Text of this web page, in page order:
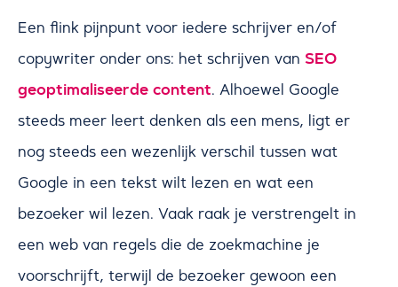
Een flink pijnpunt voor iedere schrijver en/of
copywriter onder ons: het schrijven van SEO
geoptimaliseerde content. Alhoewel Google
steeds meer leert denken als een mens, ligt er
nog steeds een wezenlijk verschil tussen wat
Google in een tekst wilt lezen en wat een
bezoeker wil lezen. Vaak raak je verstrengelt in
een web van regels die de zoekmachine je
voorschrijft, terwijl de bezoeker gewoon een